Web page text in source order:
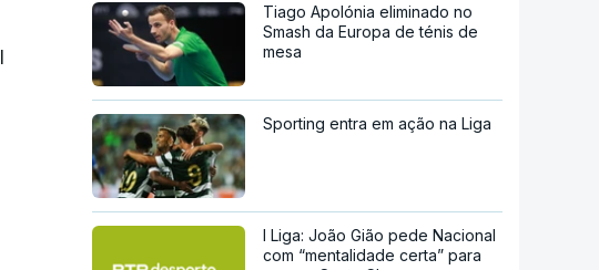
Tiago Apolónia eliminado no
Smash da Europa de ténis de
mesa
Sporting entra em ação na Liga
I Liga: João Gião pede Nacional
com “mentalidade certa” para